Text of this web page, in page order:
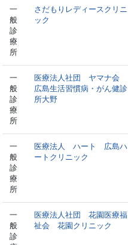
一
般
診
療
所
さだもりレディースクリニ
ック
一
般
診
療
所
医療法人社団 ヤマナ会
広島生活習慣病・がん健診
所大野
一
般
診
療
所
医療法人 ハート 広島ハ
ートクリニック
一
般
診
医療法人社団 花園医療福
祉会 花園クリニック